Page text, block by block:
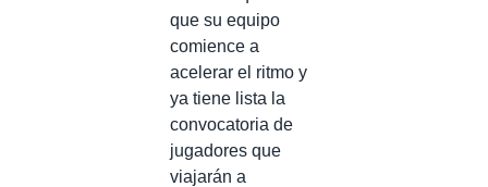
que su equipo
comience a
acelerar el ritmo y
ya tiene lista la
convocatoria de
jugadores que
viajarán a